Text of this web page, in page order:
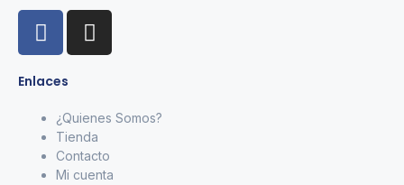
Enlaces
¿Quienes Somos?
Tienda
Contacto
Mi cuenta